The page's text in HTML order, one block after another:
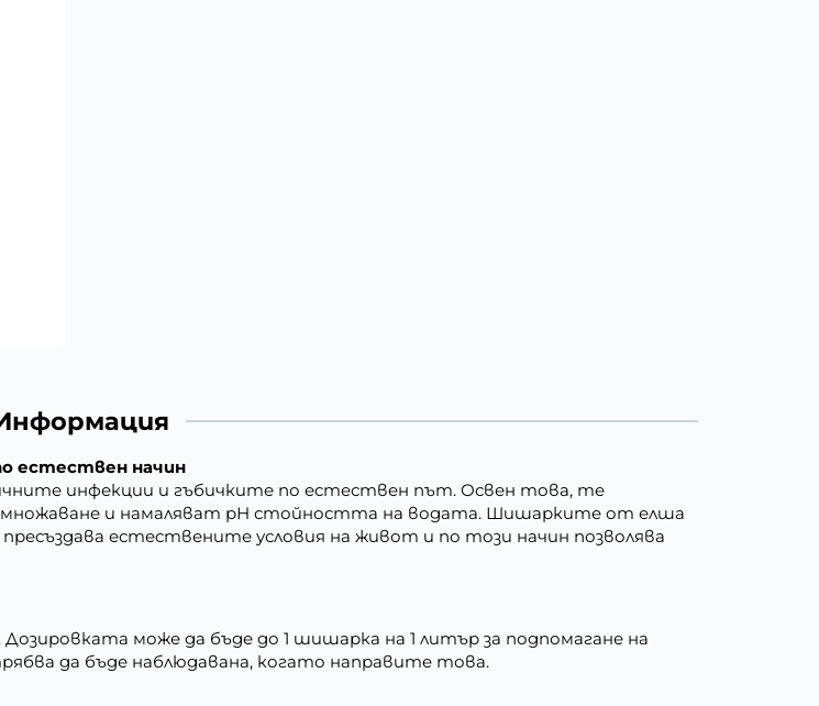
естествен начин
инфекции и гъбичките по естествен път. Освен това, те
и намаляват рН стойността на водата. Шишарките от елша
естествените условия на живот и по този начин позволява
може да бъде до 1 шишарка на 1 литър за подпомагане на
да бъде наблюдавана, когато направите това.